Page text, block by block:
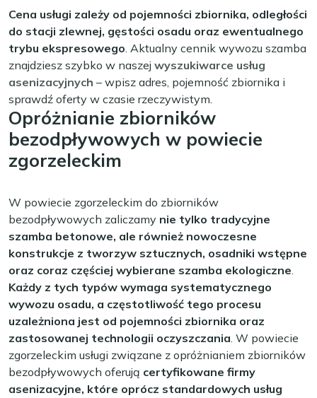
Cena usługi zależy od pojemności zbiornika, odległości
do stacji zlewnej, gęstości osadu oraz ewentualnego
trybu ekspresowego. Aktualny cennik wywozu szamba
znajdziesz szybko w naszej wyszukiwarce usług
asenizacyjnych – wpisz adres, pojemność zbiornika i
sprawdź oferty w czasie rzeczywistym.
Opróżnianie zbiorników
bezodpływowych w powiecie
zgorzeleckim
W powiecie zgorzeleckim do zbiorników
bezodpływowych zaliczamy nie tylko tradycyjne
szamba betonowe, ale również nowoczesne
konstrukcje z tworzyw sztucznych, osadniki wstępne
oraz coraz częściej wybierane szamba ekologiczne.
Każdy z tych typów wymaga systematycznego
wywozu osadu, a częstotliwość tego procesu
uzależniona jest od pojemności zbiornika oraz
zastosowanej technologii oczyszczania. W powiecie
zgorzeleckim usługi związane z opróżnianiem zbiorników
bezodpływowych oferują certyfikowane firmy
asenizacyjne, które oprócz standardowych usług